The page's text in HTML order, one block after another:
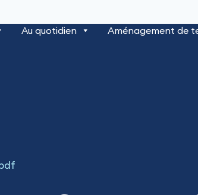
Au quotidien Aménagement de